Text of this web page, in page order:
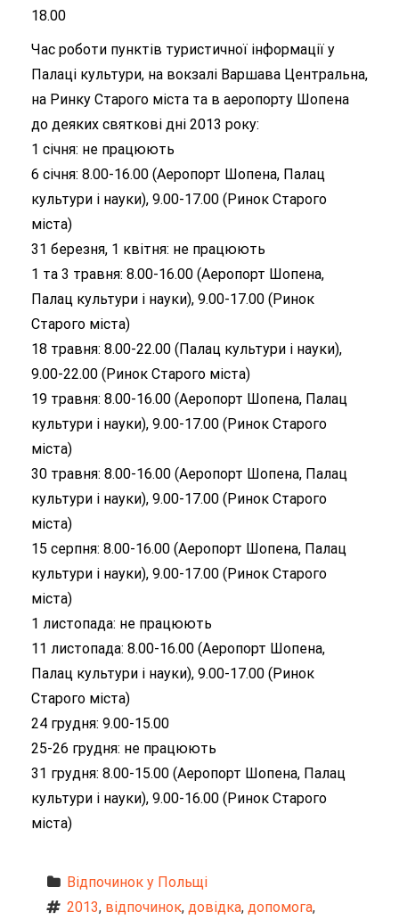
18.00
Час роботи пунктів туристичної інформації у
Палаці культури, на вокзалі Варшава Центральна,
на Ринку Старого міста та в аеропорту Шопена
до деяких святкові дні 2013 року:
1 січня: не працюють
6 січня: 8.00-16.00 (Аеропорт Шопена, Палац
культури і науки), 9.00-17.00 (Ринок Старого
міста)
31 березня, 1 квітня: не працюють
1 та 3 травня: 8.00-16.00 (Аеропорт Шопена,
Палац культури і науки), 9.00-17.00 (Ринок
Старого міста)
18 травня: 8.00-22.00 (Палац культури і науки),
9.00-22.00 (Ринок Старого міста)
19 травня: 8.00-16.00 (Аеропорт Шопена, Палац
культури і науки), 9.00-17.00 (Ринок Старого
міста)
30 травня: 8.00-16.00 (Аеропорт Шопена, Палац
культури і науки), 9.00-17.00 (Ринок Старого
міста)
15 серпня: 8.00-16.00 (Аеропорт Шопена, Палац
культури і науки), 9.00-17.00 (Ринок Старого
міста)
1 листопада: не працюють
11 листопада: 8.00-16.00 (Аеропорт Шопена,
Палац культури і науки), 9.00-17.00 (Ринок
Старого міста)
24 грудня: 9.00-15.00
25-26 грудня: не працюють
31 грудня: 8.00-15.00 (Аеропорт Шопена, Палац
культури і науки), 9.00-16.00 (Ринок Старого
міста)
Відпочинок у Польщі
2013, відпочинок, довідка, допомога,